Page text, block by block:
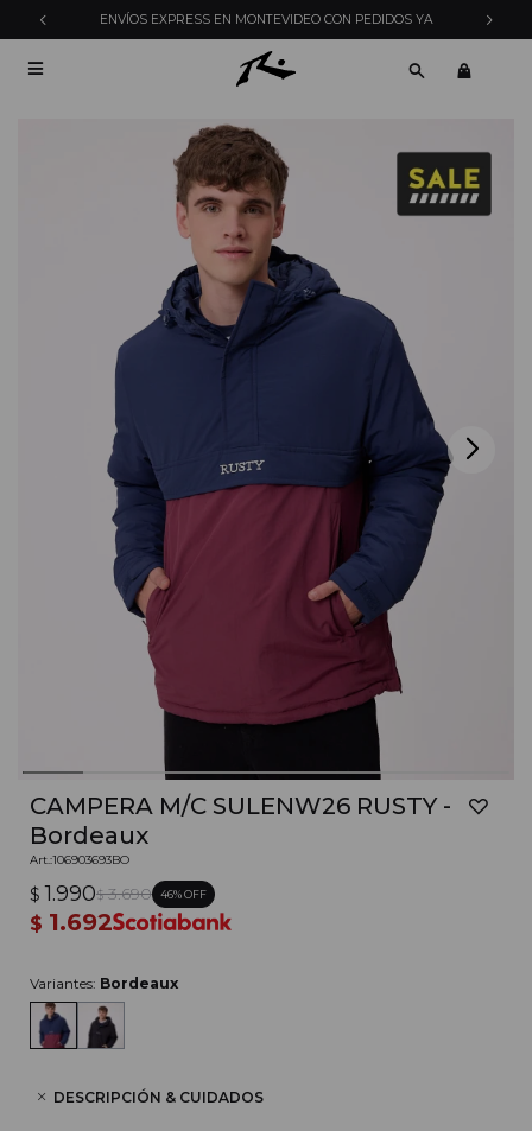
ENVÍOS EXPRESS EN MONTEVIDEO CON PEDIDOS YA

CAMPERA M/C SULENW26 RUSTY -
Bordeaux
106903693BO
$ 1.990$ 3.690 46
$ 1.692
Variantes: Bordeaux
DESCRIPCIÓN & CUIDADOS